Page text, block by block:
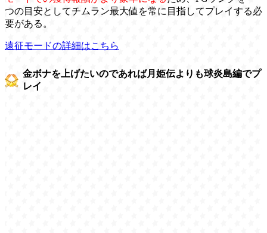
つの目安としてチムラン最大値を常に目指してプレイする必
要がある。
遠征モードの詳細はこちら
金ボナを上げたいのであれば月姫伝よりも球炎島編でプ
レイ